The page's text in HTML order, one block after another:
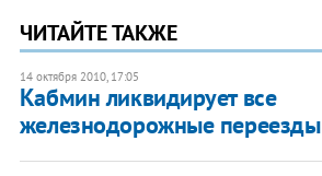
ЧИТАЙТЕ ТАКЖЕ
14 октября 2010, 17:05
Кабмин ликвидирует все
железнодорожные переезды